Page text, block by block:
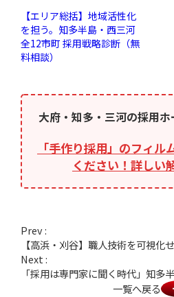
【エリア総括】地域活性化
を担う。知多半島・西三河
全12市町 採用戦略診断（無
料相談）
大府・知多・三河の採用
「手作り採用」のフィ
ください！詳しい
Prev :
一覧へ戻る
Next :